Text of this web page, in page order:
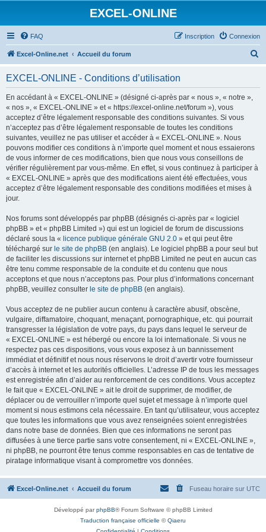
EXCEL-ONLINE
FAQ Connexion
Inscription
Excel-Online.net Accueil du forum
EXCEL-ONLINE - Conditions d’utilisation
En accédant à « EXCEL-ONLINE » (désigné ci-après par « nous », « notre »,
« nos », « EXCEL-ONLINE » et « https://excel-online.net/forum »), vous
acceptez d’être légalement responsable des conditions suivantes. Si vous
n’acceptez pas d’être légalement responsable de toutes les conditions
suivantes, veuillez ne pas utiliser et accéder à « EXCEL-ONLINE ». Nous
pouvons modifier ces conditions à n’importe quel moment et nous essaierons
de vous informer de ces modifications, bien que nous vous conseillons de
vérifier régulièrement par vous-même. En effet, si vous continuez à participer à
« EXCEL-ONLINE » après que des modifications aient été effectuées, vous
acceptez d’être légalement responsable des conditions modifiées et mises à
jour.
Nos forums sont développés par phpBB (désignés ci-après par « logiciel
phpBB » et « phpBB Limited ») qui est un logiciel de forum de discussions
déclaré sous la « licence publique générale GNU 2.0 » et qui peut être
téléchargé sur le site de phpBB (en anglais). Le logiciel phpBB a pour seul but
de faciliter les discussions sur internet et phpBB Limited ne peut en aucun cas
être tenu comme responsable de la conduite et du contenu que nous
acceptons et que nous n’acceptons pas. Pour plus d’informations concernant
phpBB, veuillez consulter le site de phpBB (en anglais).
Vous acceptez de ne publier aucun contenu à caractère abusif, obscène,
vulgaire, diffamatoire, choquant, menaçant, pornographique, etc. qui pourrait
transgresser la législation de votre pays, du pays dans lequel le serveur de
« EXCEL-ONLINE » est hébergé ou encore la loi internationale. Si vous ne
respectez pas ces dispositions, vous vous exposez à un bannissement
immédiat et définitif et nous nous réservons le droit d’avertir votre fournisseur
d’accès à internet et les autorités officielles. L’adresse IP de tous les messages
est enregistrée afin d’aider au renforcement de ces conditions. Vous acceptez
le fait que « EXCEL-ONLINE » ait le droit de supprimer, de modifier, de
déplacer ou de verrouiller n’importe quel sujet et message à n’importe quel
moment si nous estimons cela nécessaire. En tant qu’utilisateur, vous acceptez
que toutes les informations que vous avez renseignées soient enregistrées
dans notre base de données. Bien que ces informations ne seront pas
diffusées à une tierce partie sans votre consentement, ni « EXCEL-ONLINE »,
ni phpBB, ne pourront être tenus comme responsables en cas de tentative de
piratage informatique visant à compromettre vos données.
Excel-Online.net Accueil du forum Fuseau horaire sur UTC
Développé parphpBB® Forum Software © phpBB Limited
Traduction française officielle ©Qiaeru